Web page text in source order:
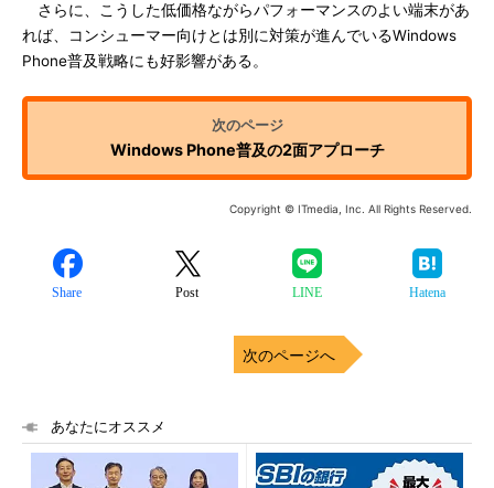
さらに、こうした低価格ながらパフォーマンスのよい端末があ
れば、コンシューマー向けとは別に対策が進んでいるWindows
Phone普及戦略にも好影響がある。
Windows Phone普及の2面アプローチ
Copyright © ITmedia, Inc. All Rights Reserved.
Share Post LINE Hatena
次のページへ
あなたにオススメ